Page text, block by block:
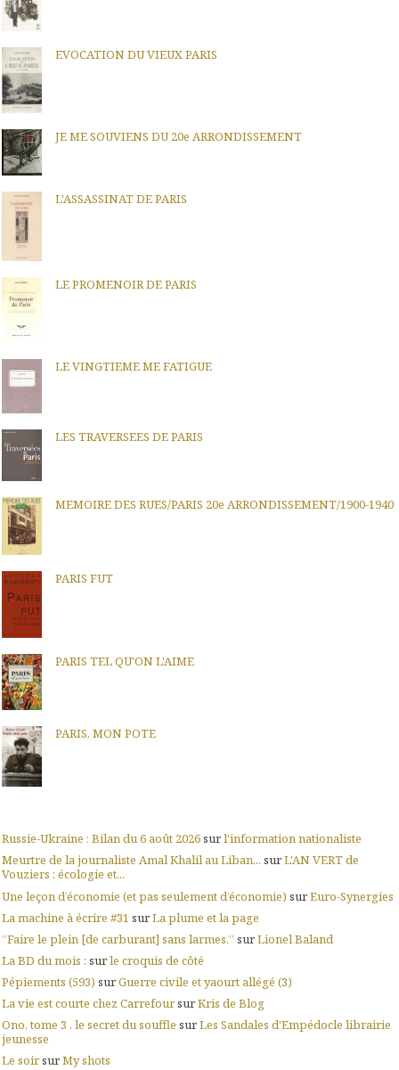
EVOCATION DU VIEUX PARIS
JE ME SOUVIENS DU 20e ARRONDISSEMENT
L'ASSASSINAT DE PARIS
LE PROMENOIR DE PARIS
LE VINGTIEME ME FATIGUE
LES TRAVERSEES DE PARIS
MEMOIRE DES RUES/PARIS 20e ARRONDISSEMENT/1900-1940
PARIS FUT
PARIS TEL QU'ON L'AIME
PARIS, MON POTE
Russie-Ukraine : Bilan du 6 août 2026surl'information nationaliste
Meurtre de la journaliste Amal Khalil au Liban... surL'AN VERT de
Vouziers : écologie et...
Une leçon d’économie (et pas seulement d’économie) surEuro-Synergies
La machine à écrire #31 surLa plume et la page
”Faire le plein [de carburant] sans larmes.” surLionel Baland
La BD du mois : surle croquis de côté
Pépiements (593) surGuerre civile et yaourt allégé (3)
La vie est courte chez CarrefoursurKris de Blog
Ono, tome 3 , le secret du souffle surLes Sandales d'Empédocle librairie
jeunesse
Le soirsurMy shots